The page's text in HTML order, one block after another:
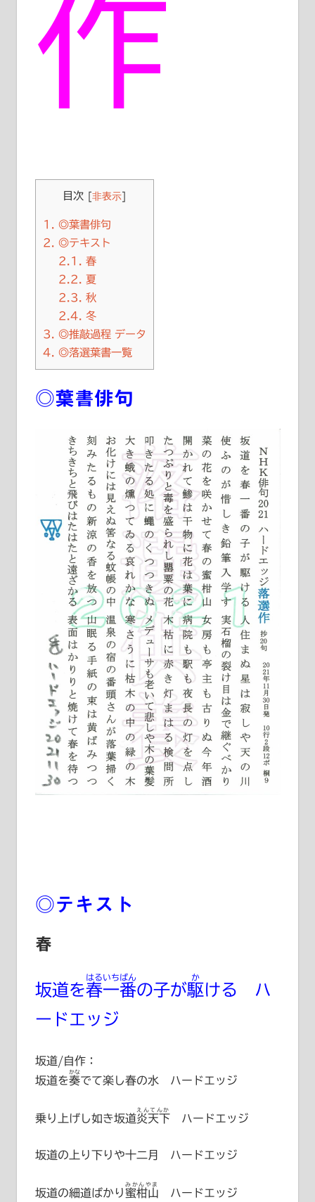
作
目次 非表示]
1. ◎葉書俳句
2. ◎テキスト
2.1. 春
2.2. 夏
2.3. 秋
2.4. 冬
3. ◎推敲過程 データ
4. ◎落選葉書一覧
◎葉書俳句
◎テキスト
春
坂道を春一番
はるいちばん
の子が駆
か
ける ハ
ードエッジ
坂道/自作：
坂道を奏
かな
でて楽し春の水 ハードエッジ
乗り上げし如き坂道炎天下
えんてんか
ハードエッジ
坂道の上り下りや十二月 ハードエッジ
坂道の細道ばかり蜜柑山
みかんやま
ハードエッジ